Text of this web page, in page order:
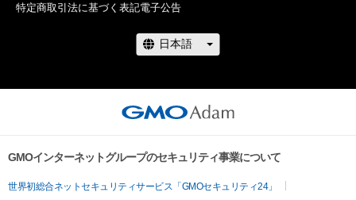
特定商取引法に基づく表記電子公告
GMOインターネットグループのセキュリティ事業について
世界初総合ネットセキュリティサービス「GMOセキュリティ24」